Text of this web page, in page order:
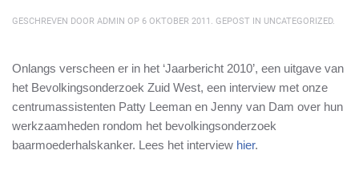
GESCHREVEN DOOR ADMIN OP 6 OKTOBER 2011 . GEPOST IN UNCATEGORIZED.
Onlangs verscheen er in het ‘Jaarbericht 2010’, een uitgave van
het Bevolkingsonderzoek Zuid West, een interview met onze
centrumassistenten Patty Leeman en Jenny van Dam over hun
werkzaamheden rondom het bevolkingsonderzoek
baarmoederhalskanker. Lees het interview hier.